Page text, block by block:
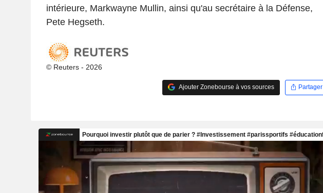
intérieure, Markwayne Mullin, ainsi qu'au secrétaire à la Défense,
Pete Hegseth.
© Reuters - 2026
Ajouter Zonebourse à vos sources Partager